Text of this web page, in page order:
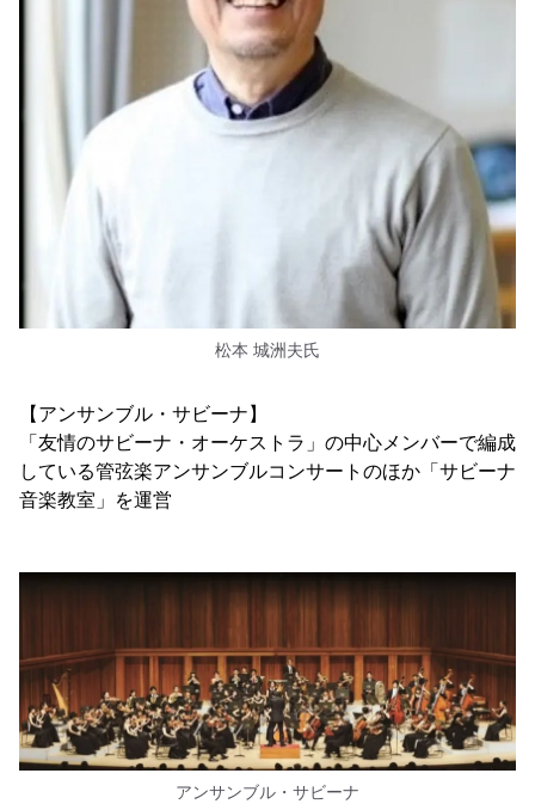
松本 城洲夫氏
【アンサンブル・サビーナ】
「友情のサビーナ・オーケストラ」の中心メンバーで編成
している管弦楽アンサンブルコンサートのほか「サビーナ
音楽教室」を運営
アンサンブル・サビーナ